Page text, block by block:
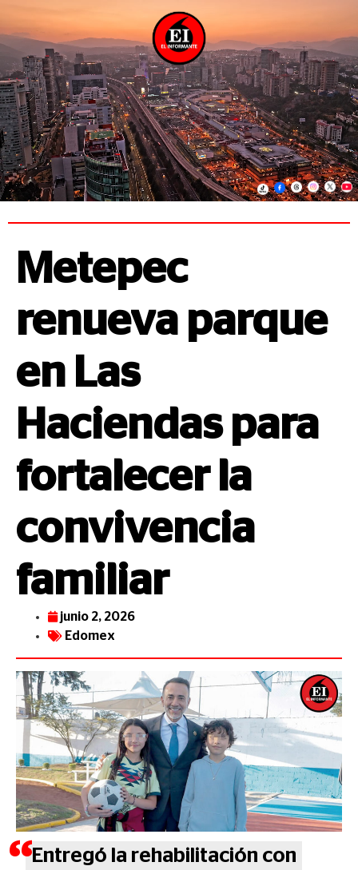
Metepec
renueva parque
en Las
Haciendas para
fortalecer la
convivencia
familiar
junio 2, 2026
Edomex
Entregó la rehabilitación con